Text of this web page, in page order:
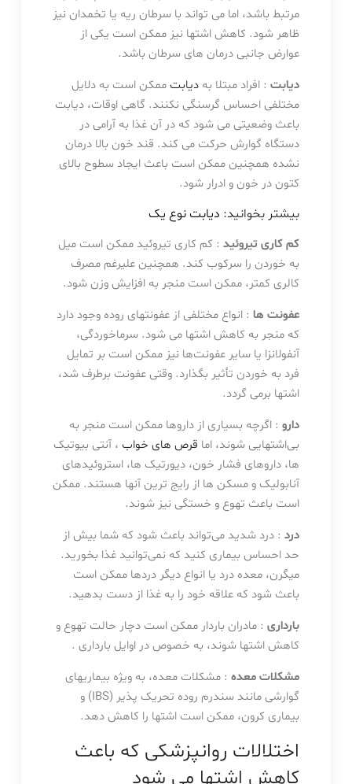
مرتبط باشد، اما می تواند با سرطان ریه یا تخمدان نیز
ظاهر شود. کاهش اشتها نیز ممکن است یکی از
عوارض جانبی درمان های سرطان باشد.
دیابت: افراد مبتلا به دیابتممکن است به دلایل
مختلفی احساس گرسنگی نکنند. گاهی اوقات، دیابت
باعث وضعیتی می شود که در آن غذا به آرامی در
دستگاه گوارش حرکت می کند. قند خون بالا درمان
نشده همچنین ممکن است باعث ایجاد سطوح بالای
کتون در خون و ادرار شود.
بیشتر بخوانید: دیابت نوع یک
کم کاری تیروئید: کم کاری تیروئید ممکن است میل
به خوردن را سرکوب کند. همچنین علیرغم مصرف
کالری کمتر، ممکن است منجر به افزایش وزن شود.
عفونت ها: انواع مختلفی از عفونتهای روده وجود دارد
که منجر به کاهش اشتها می شود. سرماخوردگی،
آنفولانزا یا سایر عفونت‌ها نیز ممکن است بر تمایل
فرد به خوردن تأثیر بگذارد. وقتی عفونت برطرف شد،
اشتها برمی گردد.
دارو: اگرچه بسیاری از داروها ممکن است منجر به
بی‌اشتهایی شوند، اما قرص های خواب، آنتی بیوتیک
ها، داروهای فشار خون، دیورتیک ها، استروئیدهای
آنابولیک و مسکن ها از رایج ترین آنها هستند. ممکن
است باعث تهوع و خستگی نیز شوند.
درد: درد شدید می‌تواند باعث شود که شما بیش از
حد احساس بیماری کنید که نمی‌توانید غذا بخورید.
میگرن، معده درد یا انواع دیگر دردها ممکن است
باعث شود که علاقه خود را به غذا از دست بدهید.
بارداری: مادران باردار ممکن است دچار حالت تهوع و
کاهش اشتها شوند، به خصوص در اوایل بارداری .
مشکلات معده: مشکلات معده، به ویژه بیماریهای
گوارشی مانند سندرم روده تحریک پذیر (IBS) و
بیماری کرون، ممکن است اشتها را کاهش دهد.
اختلالات روانپزشکی که باعث